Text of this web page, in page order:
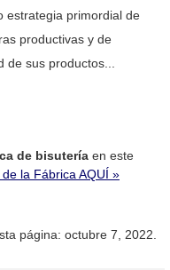
estrategia primordial de
productivas y de
de sus productos...
de bisutería en este
la Fábrica AQUÍ »
página: octubre 7, 2022.